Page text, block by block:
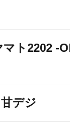
マト2202 -
デジ